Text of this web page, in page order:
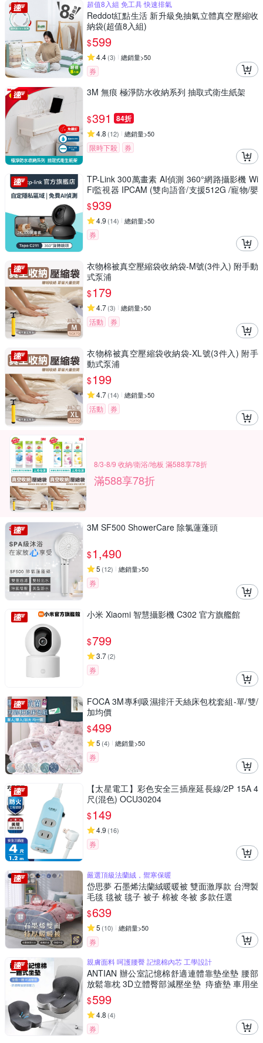
超值8入組 免工具 快速排氣
Reddot紅點生活 新升級免抽氣立體真空壓縮收
納袋(超值8入組)
$599
4.4(3) 總銷量>50
券
3M 無痕 極淨防水收納系列 抽取式衛生紙架
$391 84折
4.8 (12) 總銷量>50
限時下殺 券
TP-Link 300萬畫素 AI偵測 360°網路攝影機 Wi
Fi監視器 IPCAM (雙向語音/支援512G /寵物/嬰
兒/長輩/Tapo C211）
$939
4.9 (14) 總銷量>50
券
衣物棉被真空壓縮袋收納袋-M號(3件入) 附手動
式泵浦
$179
4.7(3) 總銷量>50
活動 券
衣物棉被真空壓縮袋收納袋-XL號(3件入) 附手
動式泵浦
$199
4.7(14) 總銷量>50
活動 券
8/3-8/9 收納/衛浴/地板 滿588享78折
滿588享78折
3M SF500 ShowerCare 除氯蓮蓬頭
$1,490
5 (12) 總銷量>50
券
小米 Xiaomi 智慧攝影機 C302 官方旗艦館
$799
3.7(2)
券
FOCA 3M專利吸濕排汗天絲床包枕套組-單/雙/
加均價
$499
5 (4) 總銷量>50
券
【太星電工】彩色安全三插座延長線/2P 15A 4
尺(混色) OCU30204
$149
4.9 (16)
券
嚴選頂級法蘭絨，禦寒保暖
岱思夢 石墨烯法蘭絨暖暖被 雙面激厚款 台灣製
毛毯 毯被 毯子 被子 棉被 冬被 多款任選
$639
5 (10) 總銷量>50
券
親膚面料 呵護腰臀 記憶棉內芯 工學設計
ANTIAN 辦公室記憶棉舒適連體靠墊坐墊 腰部
放鬆靠枕 3D立體臀部減壓坐墊 痔瘡墊 車用坐
墊
$599
4.8 (4)
券